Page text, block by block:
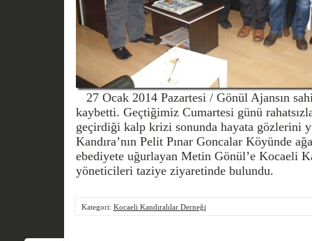
27 Ocak 2014 Pazartesi / Gönül Ajansın
kaybetti. Geçtiğimiz Cumartesi günü
geçirdiği kalp krizi sonunda hayata gözlerini
Kandıra’nın Pelit Pınar Goncalar Köyünde
ebediyete uğurlayan Metin Gönül’e Kocaeli
yöneticileri taziye ziyaretinde bulundu.
Kategori: Kocaeli Kandıralılar Derneği